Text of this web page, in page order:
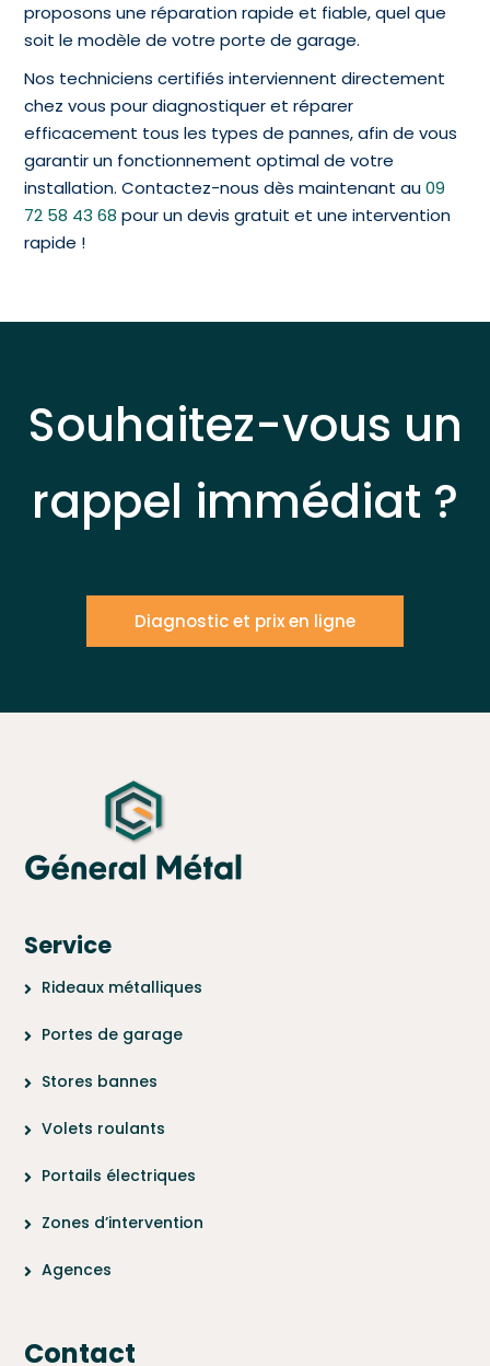
proposons une réparation rapide et fiable, quel que
soit le modèle de votre porte de garage.
Nos techniciens certifiés interviennent directement
chez vous pour diagnostiquer et réparer
efficacement tous les types de pannes, afin de vous
garantir un fonctionnement optimal de votre
installation. Contactez-nous dès maintenant au09
72 58 43 68 pour un devis gratuit et une intervention
rapide !
Souhaitez-vous un
rappel immédiat ?
Diagnostic et prix en ligne
Service
Rideaux métalliques
Portes de garage
Stores bannes
Volets roulants
Portails électriques
Zones d’intervention
Agences
Contact